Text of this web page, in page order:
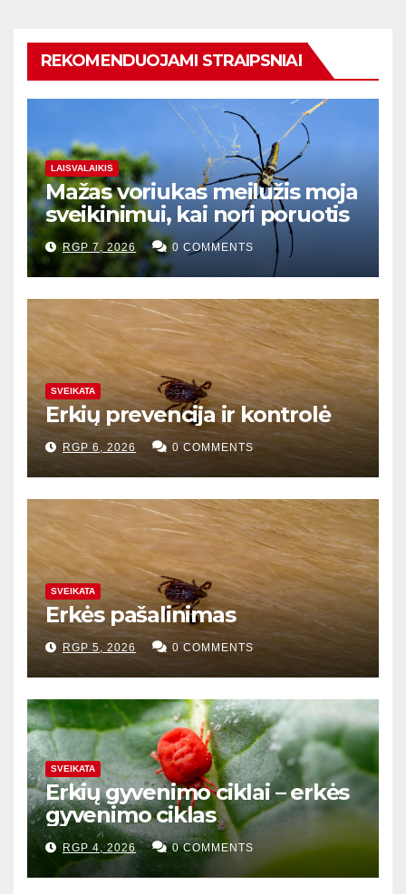
REKOMENDUOJAMI STRAIPSNIAI
LAISVALAIKIS
Mažas voriukas meilužis moja
sveikinimui, kai nori poruotis
RGP 7, 2026 0 COMMENTS
SVEIKATA
Erkių prevencija ir kontrolė
RGP 6, 2026 0 COMMENTS
SVEIKATA
Erkės pašalinimas
RGP 5, 2026 0 COMMENTS
SVEIKATA
Erkių gyvenimo ciklai – erkės
gyvenimo ciklas
RGP 4, 2026 0 COMMENTS